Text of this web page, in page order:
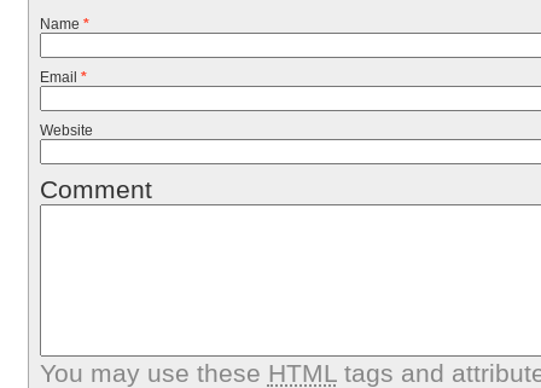
Name *
Email *
Website
Comment
You may use these HTMLtags and